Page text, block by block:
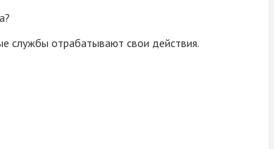
службы отрабатывают свои действия.